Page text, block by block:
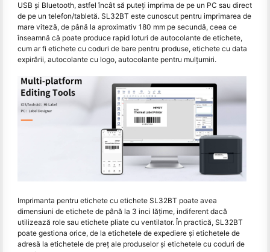
USB şi Bluetooth, astfel încât să puteţi imprima de pe un PC sau direct
de pe un telefon/tabletă. SL32BT este cunoscut pentru imprimarea de
mare viteză, de până la aproximativ 180 mm pe secundă, ceea ce
înseamnă că poate produce rapid loturi de autocolante de etichete,
cum ar fi etichete cu coduri de bare pentru produse, etichete cu data
expirării, autocolante cu logo, autocolante pentru mulțumiri.
Imprimanta pentru etichete cu etichete SL32BT poate avea
dimensiuni de etichete de până la 3 inci lăţime, indiferent dacă
utilizează role sau etichete pliate cu ventilator. În practică, SL32BT
poate gestiona orice, de la etichetele de expediere și etichetele de
adresă la etichetele de preț ale produselor și etichetele cu coduri de